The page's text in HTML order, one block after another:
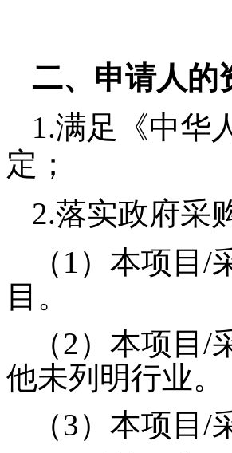
二、申请人的
1.满足《中华
定；
2.落实政府采
（ 1）本项目/
目。
（2） 本项目 /
他未列明行业。
（3） 本项目 /